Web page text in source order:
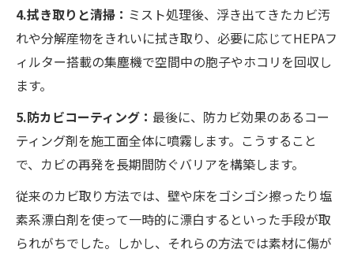
4.拭き取りと清掃： ミスト処理後、浮き出てきたカビ汚
れや分解産物をきれいに拭き取り、必要に応じてHEPAフ
ィルター搭載の集塵機で空間中の胞子やホコリを回収し
ます。
5.防カビコーティング： 最後に、防カビ効果のあるコー
ティング剤を施工面全体に噴霧します。こうすること
で、カビの再発を長期間防ぐバリアを構築します。
従来のカビ取り方法では、壁や床をゴシゴシ擦ったり塩
素系漂白剤を使って一時的に漂白するといった手段が取
られがちでした。しかし、それらの方法では素材に傷が